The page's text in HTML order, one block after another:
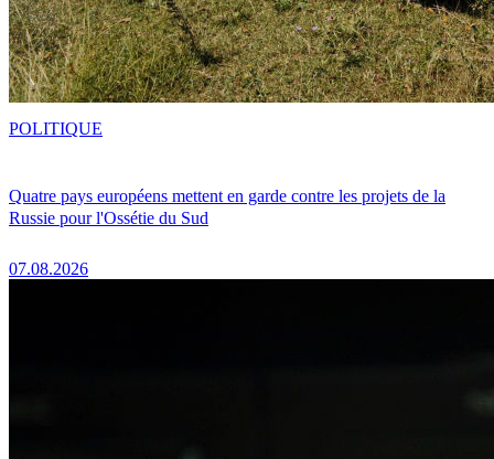
Quatre pays européens mettent en garde contre les projets de la
Russie pour l'Ossétie du Sud
07.08.2026
POLITIQUE